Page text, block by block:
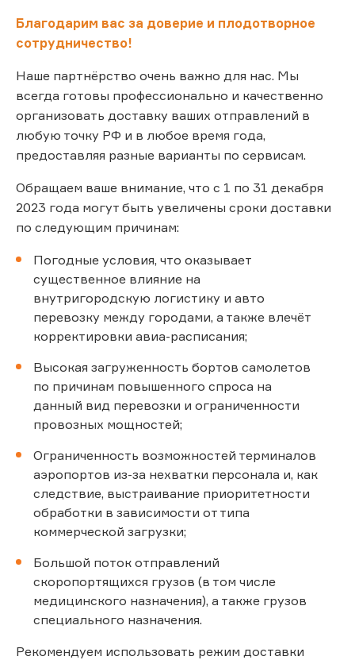
Благодарим вас за доверие и плодотворное
сотрудничество!
Наше партнёрство очень важно для нас. Мы
всегда готовы профессионально и качественно
организовать доставку ваших отправлений в
любую точку РФ и в любое время года,
предоставляя разные варианты по сервисам.
Обращаем ваше внимание, что с 1 по 31 декабря
2023 года могут быть увеличены сроки доставки
по следующим причинам:
Погодные условия, что оказывает
существенное влияние на
внутригородскую логистику и авто
перевозку между городами, а также влечёт
корректировки авиа-расписания;
Высокая загруженность бортов самолетов
по причинам повышенного спроса на
данный вид перевозки и ограниченности
провозных мощностей;
Ограниченность возможностей терминалов
аэропортов из-за нехватки персонала и, как
следствие, выстраивание приоритетности
обработки в зависимости от типа
коммерческой загрузки;
Большой поток отправлений
скоропортящихся грузов (в том числе
медицинского назначения), а также грузов
специального назначения.
Рекомендуем использовать режим доставки